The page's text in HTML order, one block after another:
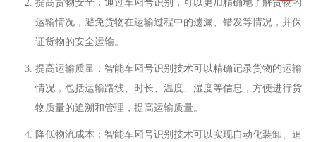
提高货物安全：通过车厢号识别，可以更加精确地了解货物的
运输情况，避免货物在运输过程中的遗漏、错发等情况，并保
证货物的安全运输。
提高运输质量：智能车厢号识别技术可以精确记录货物的运输
情况，包括运输路线、时长、温度、湿度等信息，方便进行货
物质量的追溯和管理，提高运输质量。
降低物流成本：智能车厢号识别技术可以实现自动化装卸、追